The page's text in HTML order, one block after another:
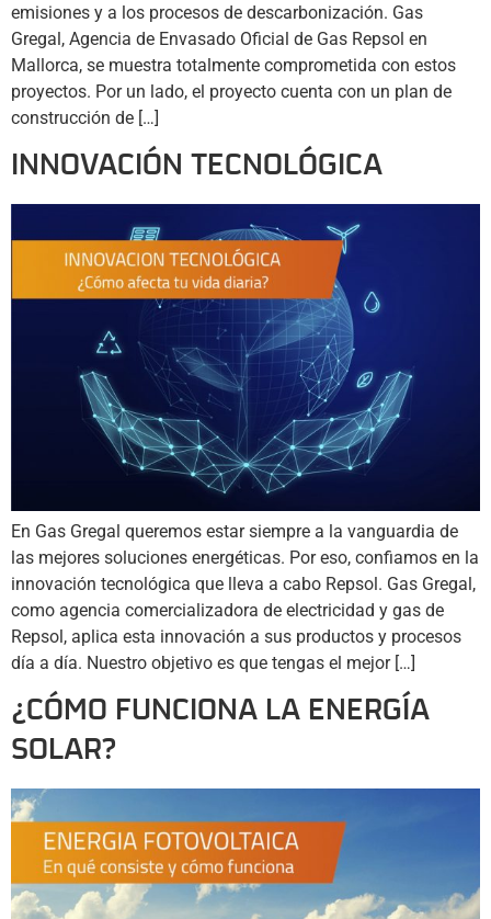
emisiones y a los procesos de descarbonización. Gas
Gregal, Agencia de Envasado Oficial de Gas Repsol en
Mallorca, se muestra totalmente comprometida con estos
proyectos. Por un lado, el proyecto cuenta con un plan de
construcción de […]
INNOVACIÓN TECNOLÓGICA
En Gas Gregal queremos estar siempre a la vanguardia de
las mejores soluciones energéticas. Por eso, confiamos en la
innovación tecnológica que lleva a cabo Repsol. Gas Gregal,
como agencia comercializadora de electricidad y gas de
Repsol, aplica esta innovación a sus productos y procesos
día a día. Nuestro objetivo es que tengas el mejor […]
¿CÓMO FUNCIONA LA ENERGÍA
SOLAR?